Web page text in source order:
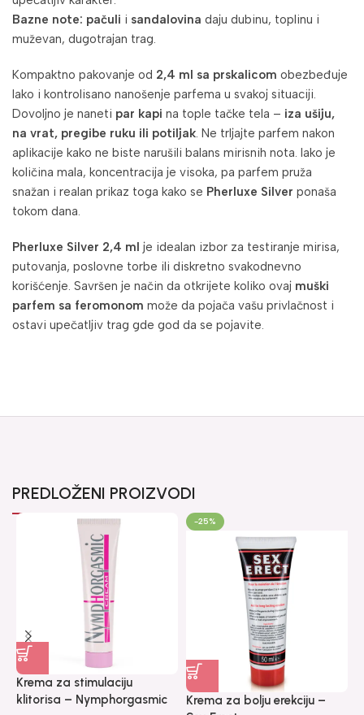
Bazne note: pačuli i sandalovina daju dubinu, toplinu i
muževan, dugotrajan trag.
Kompaktno pakovanje od 2,4 ml sa prskalicom obezbeđuje
lako i kontrolisano nanošenje parfema u svakoj situaciji.
Dovoljno je naneti par kapi na tople tačke tela – iza ušiju,
na vrat, pregibe ruku ili potiljak. Ne trljajte parfem nakon
aplikacije kako ne biste narušili balans mirisnih nota. Iako je
količina mala, koncentracija je visoka, pa parfem pruža
snažan i realan prikaz toga kako se Pherluxe Silver ponaša
tokom dana.
Pherluxe Silver 2,4 ml je idealan izbor za testiranje mirisa,
putovanja, poslovne torbe ili diskretno svakodnevno
korišćenje. Savršen je način da otkrijete koliko ovaj muški
parfem sa feromonom može da pojača vašu privlačnost i
ostavi upečatljiv trag gde god da se pojavite.
PREDLOŽENI PROIZVODI
Krema za stimulaciju
klitorisa – Nymphorgasmic
-25%
Krema za bolju erekciju –